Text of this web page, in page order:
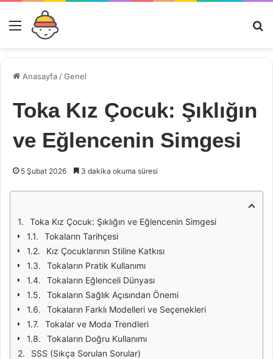
Menü
Anasayfa /Genel
Toka Kız Çocuk: Şıklığın
ve Eğlencenin Simgesi
5 Şubat 2026 3 dakika okuma süresi
Toka Kız Çocuk: Şıklığın ve Eğlencenin Simgesi
Tokaların Tarihçesi
Kız Çocuklarının Stiline Katkısı
Tokaların Pratik Kullanımı
Tokaların Eğlenceli Dünyası
Tokaların Sağlık Açısından Önemi
Tokaların Farklı Modelleri ve Seçenekleri
Tokalar ve Moda Trendleri
Tokaların Doğru Kullanımı
SSS (Sıkça Sorulan Sorular)